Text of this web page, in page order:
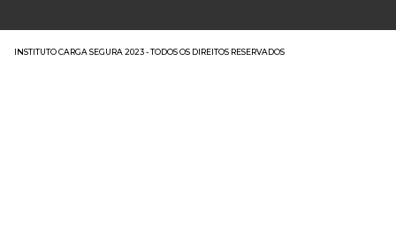
INSTITUTO CARGA SEGURA 2023 - TODOS OS DIREITOS RESERVADOS